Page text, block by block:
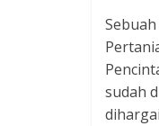
sudah